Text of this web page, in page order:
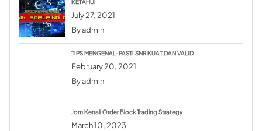
KETAHUI
July 27, 2021
Byadmin
TIPS MENGENAL-PASTI SNR KUAT DAN VALID
February 20, 2021
Byadmin
Jom Kenali Order Block Trading Strategy
March 10, 2023